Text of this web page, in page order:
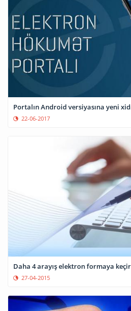
Portalın Android versiyasına yeni
22-06-2017
Daha 4 arayış elektron formaya
27-04-2015